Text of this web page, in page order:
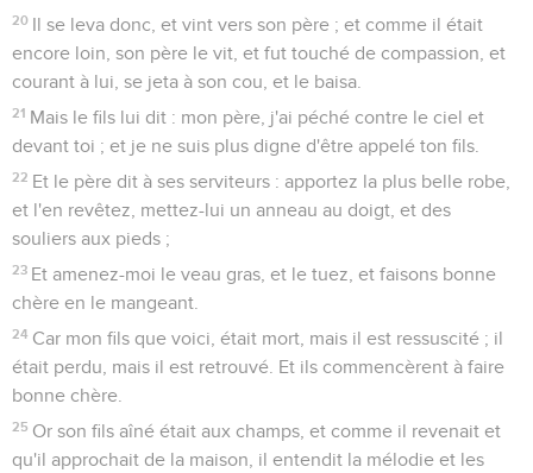
20 Il se leva donc, et vint vers son père ; et comme il était
encore loin, son père le vit, et fut touché de compassion, et
courant à lui, se jeta à son cou, et le baisa.
21 Mais le fils lui dit : mon père, j'ai péché contre le ciel et
devant toi ; et je ne suis plus digne d'être appelé ton fils.
22 Et le père dit à ses serviteurs : apportez la plus belle robe,
et l'en revêtez, mettez-lui un anneau au doigt, et des
souliers aux pieds ;
23 Et amenez-moi le veau gras, et le tuez, et faisons bonne
chère en le mangeant.
24 Car mon fils que voici, était mort, mais il est ressuscité ; il
était perdu, mais il est retrouvé. Et ils commencèrent à faire
bonne chère.
25 Or son fils aîné était aux champs, et comme il revenait et
qu'il approchait de la maison, il entendit la mélodie et les